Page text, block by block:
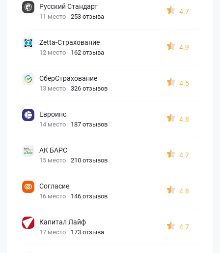
Русский Стандарт
11 место 253 отзыва
4.7
Zetta-Страхование
12 место 162 отзыва
4.9
СберСтрахование
13 место 326 отзывов
4.5
Евроинс
14 место 187 отзывов
4.8
АК БАРС
15 место 210 отзывов
4.7
Согласие
16 место 146 отзывов
4.8
Капитал Лайф
17 место 173 отзыва
4.7